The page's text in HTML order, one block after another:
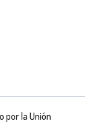
por la Unión